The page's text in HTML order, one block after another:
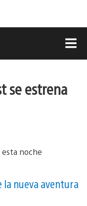
se estrena
la nueva aventura